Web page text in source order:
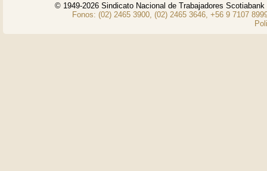
© 1949-2026 Sindicato Nacional de Trabajadores
Fonos: (02) 2465 3900, (02) 2465 3646, +56 9 7107